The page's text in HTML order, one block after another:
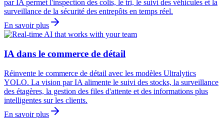
par IA permet l'inspection des colis, le tri, le suivi des véhicules et la
surveillance de la sécurité des entrepôts en temps réel.
En savoir plus
IA dans le commerce de détail
Réinvente le commerce de détail avec les modèles Ultralytics
YOLO. La vision par IA alimente le suivi des stocks, la surveillance
des étagères, la gestion des files d'attente et des informations plus
intelligentes sur les clients.
En savoir plus